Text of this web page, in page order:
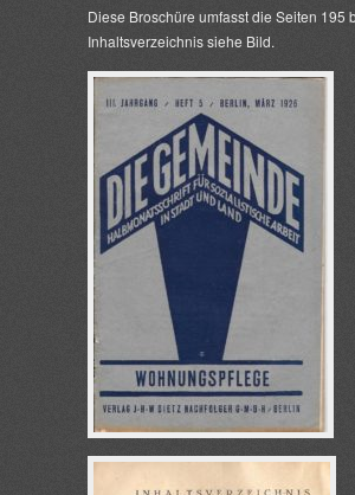
Diese Broschüre umfasst die Seiten 195
Inhaltsverzeichnis siehe Bild.